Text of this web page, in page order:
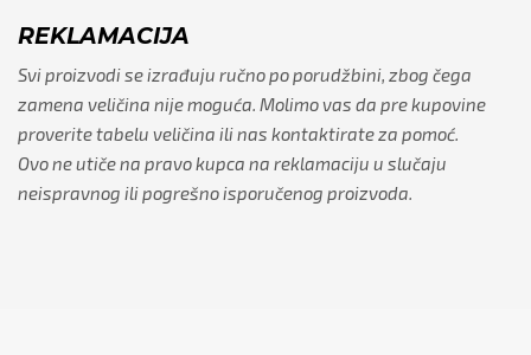
REKLAMACIJA
Svi proizvodi se izrađuju ručno po porudžbini, zbog čega
zamena veličina nije moguća. Molimo vas da pre kupovine
proverite tabelu veličina ili nas kontaktirate za pomoć.
Ovo ne utiče na pravo kupca na reklamaciju u slučaju
neispravnog ili pogrešno isporučenog proizvoda.